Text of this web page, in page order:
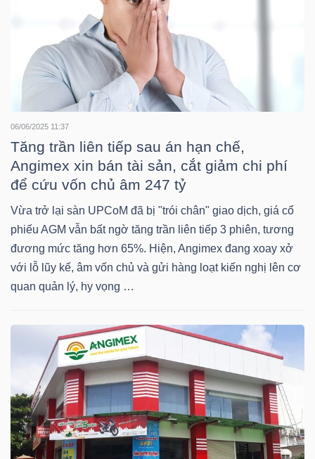
06/06/2025 11:37
Tăng trần liên tiếp sau án hạn chế,
Angimex xin bán tài sản, cắt giảm chi phí
để cứu vốn chủ âm 247 tỷ
Vừa trở lại sàn UPCoM đã bị "trói chân" giao dịch, giá cổ
phiếu AGM vẫn bất ngờ tăng trần liên tiếp 3 phiên, tương
đương mức tăng hơn 65%. Hiện, Angimex đang xoay xở
với lỗ lũy kế, âm vốn chủ và gửi hàng loạt kiến nghị lên cơ
quan quản lý, hy vọng …
TÀI
CHÍNH
CÔNG
NGHỆ
TIN
VỤ
TRUYỀN
THÔNG
TIỆN